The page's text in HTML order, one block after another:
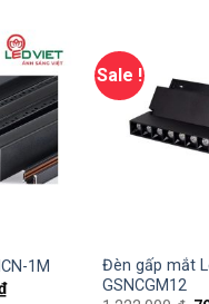
1M
Sale !
Đèn gấp mắt
GSNCGM12